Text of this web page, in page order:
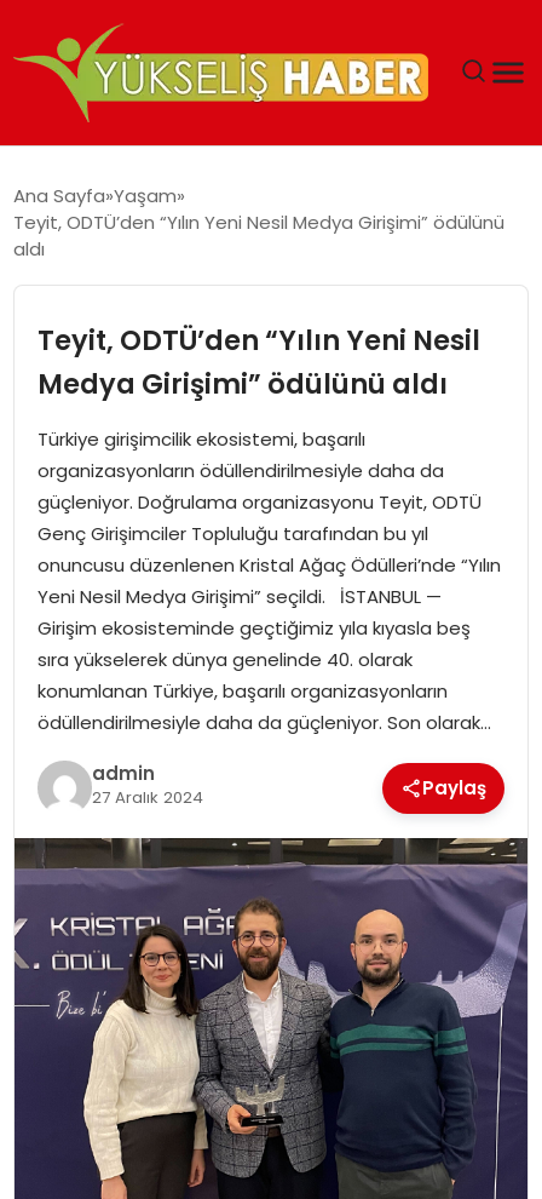
MALIYETLERINI AZALTIYOR’
Ana Sayfa Yaşam
Teyit, ODTÜ’den “Yılın Yeni Nesil Medya Girişimi” ödülünü
aldı
Teyit, ODTÜ’den “Yılın Yeni Nesil
Medya Girişimi” ödülünü aldı
Türkiye girişimcilik ekosistemi, başarılı
organizasyonların ödüllendirilmesiyle daha da
güçleniyor. Doğrulama organizasyonu Teyit, ODTÜ
Genç Girişimciler Topluluğu tarafından bu yıl
onuncusu düzenlenen Kristal Ağaç Ödülleri’nde “Yılın
Yeni Nesil Medya Girişimi” seçildi. İSTANBUL —
Girişim ekosisteminde geçtiğimiz yıla kıyasla beş
sıra yükselerek dünya genelinde 40. olarak
konumlanan Türkiye, başarılı organizasyonların
ödüllendirilmesiyle daha da güçleniyor. Son olarak…
admin
27 Aralık 2024 Paylaş